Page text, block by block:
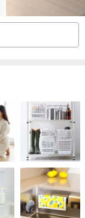
著水晶在微光中閃
，簡潔中帶著一種